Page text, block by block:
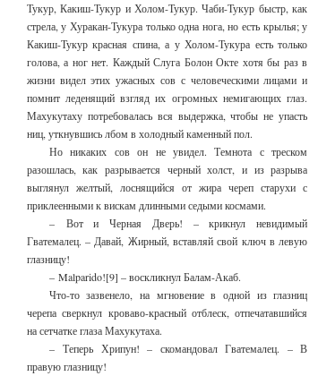
Тукур, Какиш-Тукур и Холом-Тукур. Чаби-Тукур быстр, как
стрела, у Хуракан-Тукура только одна нога, но есть крылья; у
Какиш-Тукур красная спина, а у Холом-Тукура есть только
голова, а ног нет. Каждый Слуга Болон Окте хотя бы раз в
жизни видел этих ужасных сов с человеческими лицами и
помнит леденящий взгляд их огромных немигающих глаз.
Махукутаху потребовалась вся выдержка, чтобы не упасть
ниц, уткнувшись лбом в холодный каменный пол.
Но никаких сов он не увидел. Темнота с треском
разошлась, как разрывается черный холст, и из разрыва
выглянул желтый, лоснящийся от жира череп старухи с
приклеенными к вискам длинными седыми космами.
– Вот и Черная Дверь! – крикнул невидимый
Гватемалец. – Давай, Жирный, вставляй свой ключ в левую
глазницу!
– Malparido![9] – воскликнул Балам-Акаб.
Что-то зазвенело, на мгновение в одной из глазниц
черепа сверкнул кроваво-красный отблеск, отпечатавшийся
на сетчатке глаза Махукутаха.
– Теперь Хрипун! – скомандовал Гватемалец. – В
правую глазницу!